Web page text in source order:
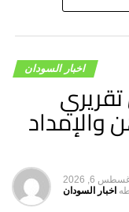
اخبار السودان
والإمداد
6, 2026
اخبار السودان